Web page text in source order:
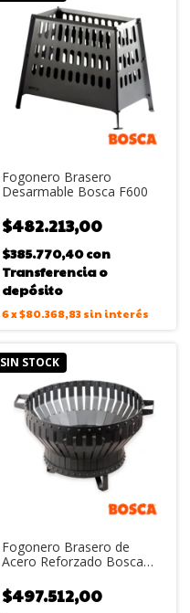
Fogonero Brasero
Desarmable Bosca F600
$482.213,00
$385.770,40con
Transferencia o
depósito
6x$80.368,83 sin interés
SIN STOCK
Fogonero Brasero de
Acero Reforzado Bosca
$497.512,00